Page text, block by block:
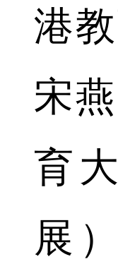
港
宋
育
展